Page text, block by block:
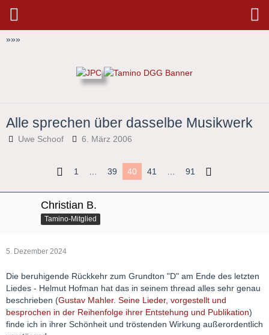
»»»
Alle sprechen über dasselbe Musikwerk
Uwe Schoof 6. März 2006
1 … 39 40 41 … 91
Christian B.
Tamino-Mitglied
5. Dezember 2024
Die beruhigende Rückkehr zum Grundton "D" am Ende des letzten
Liedes - Helmut Hofman hat das in seinem thread alles sehr genau
beschrieben (Gustav Mahler. Seine Lieder, vorgestellt und
besprochen in der Reihenfolge ihrer Entstehung und Publikation)
finde ich in ihrer Schönheit und tröstenden Wirkung außerordentlich